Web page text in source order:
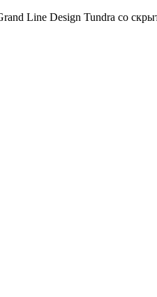
Line Design Tundra со